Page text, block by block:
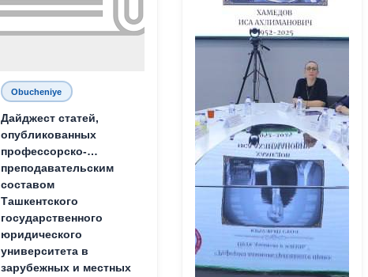
Obucheniye
Дайджест статей,
опубликованных
профессорско-
преподавательским
составом
Ташкентского
государственного
юридического
университета в
зарубежных и местных